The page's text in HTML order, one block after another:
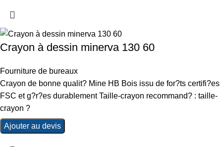
Crayon à dessin minerva 130 60
Fourniture de bureaux
Crayon de bonne qualit? Mine HB Bois issu de for?ts certifi?es
FSC et g?r?es durablement Taille-crayon recommand? : taille-
crayon ?
Ajouter au devis